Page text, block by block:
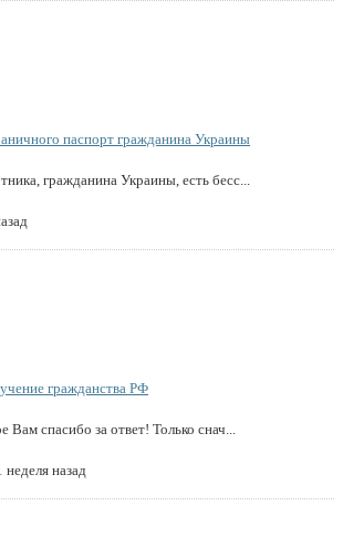
паспорт гражданина Украины
гражданина Украины, есть бесс...
гражданства РФ
спасибо за ответ! Только снач...
неделя назад